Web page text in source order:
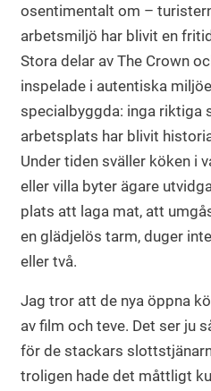
osentimentalt om –
arbetsmiljö har blivit en
Stora delar av The Crown
inspelade i autentiska
specialbyggda: inga riktiga
arbetsplats har blivit
Under tiden sväller köken i
eller villa byter ägare
plats att laga mat, att
en glädjelös tarm, duger
eller två.
Jag tror att de nya öppna
av film och teve. Det ser ju
för de stackars
troligen hade det måttligt